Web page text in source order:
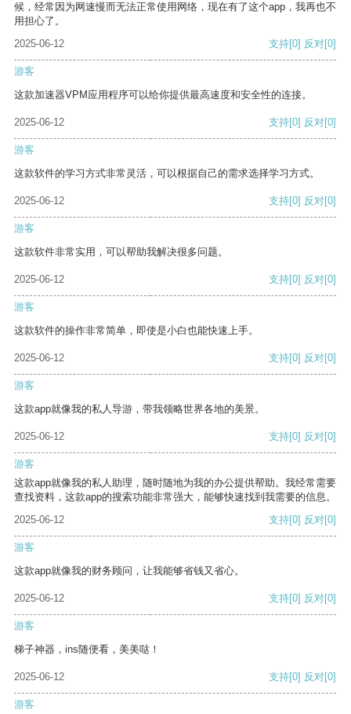
候，经常因为网速慢而无法正常使用网络，现在有了这个app，我再也不
用担心了。
2025-06-12
支持[0] 反对[0]
游客
这款加速器VPM应用程序可以给你提供最高速度和安全性的连接。
2025-06-12 支持[0] 反对[0]
游客
这款软件的学习方式非常灵活，可以根据自己的需求选择学习方式。
2025-06-12 支持[0] 反对[0]
游客
这款软件非常实用，可以帮助我解决很多问题。
2025-06-12 支持[0] 反对[0]
游客
这款软件的操作非常简单，即使是小白也能快速上手。
2025-06-12 支持[0] 反对[0]
游客
这款app就像我的私人导游，带我领略世界各地的美景。
2025-06-12 支持[0] 反对[0]
游客
这款app就像我的私人助理，随时随地为我的办公提供帮助。我经常需要
查找资料，这款app的搜索功能非常强大，能够快速找到我需要的信息。
2025-06-12
支持[0] 反对[0]
游客
这款app就像我的财务顾问，让我能够省钱又省心。
2025-06-12 支持[0] 反对[0]
游客
梯子神器，ins随便看，美美哒！
2025-06-12 支持[0] 反对[0]
游客